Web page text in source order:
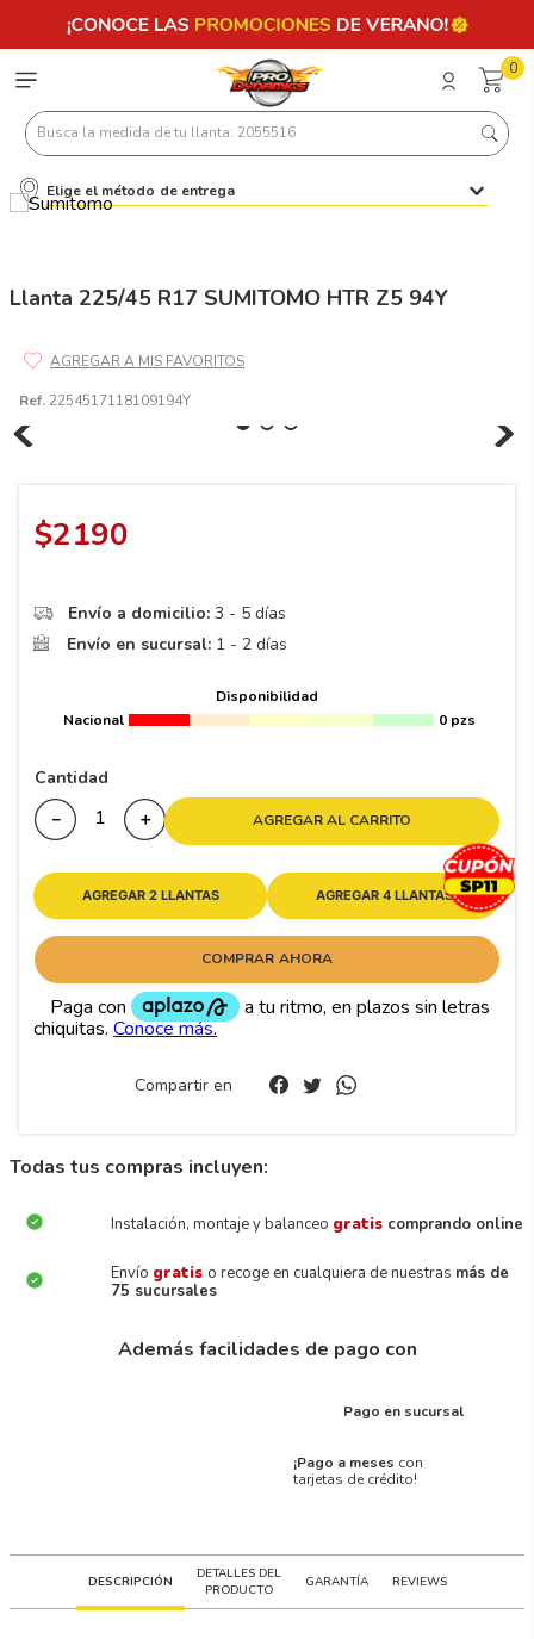
0
Busca la medida de tu llanta: 2055516
Elige el método de entrega
Llanta 225/45 R17 SUMITOMO HTR Z5 94Y
Ref. 2254517118109194Y
$2190
Envío a domicilio: 3 - 5 días
Envío en sucursal: 1 - 2 días
Disponibilidad
Nacional
0 pzs
Cantidad
＋
－ AGREGAR AL CARRITO
AGREGAR 2 LLANTAS AGREGAR 4 LLANTAS
COMPRAR AHORA
Compartir en
Todas tus compras incluyen:
Instalación, montaje y balanceo gratis comprando online
Envío gratis o recoge en cualquiera de nuestras más de
75 sucursales
Además facilidades de pago con
Pago en sucursal
¡Pago a meses con
tarjetas de crédito!
DESCRIPCIÓN
DETALLES DEL
PRODUCTO
GARANTÍA REVIEWS
Términos más buscados
10.
265